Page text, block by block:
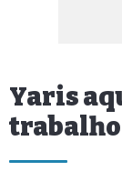
Yaris